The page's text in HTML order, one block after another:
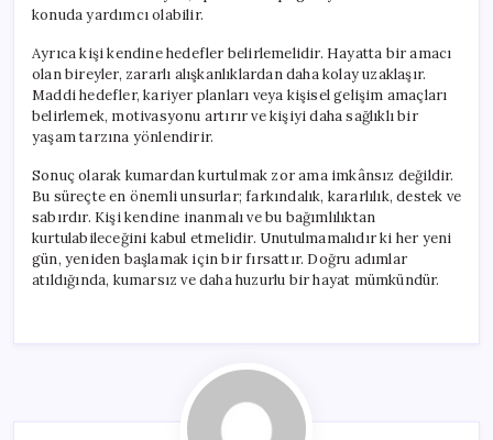
konuda yardımcı olabilir.
Ayrıca kişi kendine hedefler belirlemelidir. Hayatta bir amacı
olan bireyler, zararlı alışkanlıklardan daha kolay uzaklaşır.
Maddi hedefler, kariyer planları veya kişisel gelişim amaçları
belirlemek, motivasyonu artırır ve kişiyi daha sağlıklı bir
yaşam tarzına yönlendirir.
Sonuç olarak kumardan kurtulmak zor ama imkânsız değildir.
Bu süreçte en önemli unsurlar; farkındalık, kararlılık, destek ve
sabırdır. Kişi kendine inanmalı ve bu bağımlılıktan
kurtulabileceğini kabul etmelidir. Unutulmamalıdır ki her yeni
gün, yeniden başlamak için bir fırsattır. Doğru adımlar
atıldığında, kumarsız ve daha huzurlu bir hayat mümkündür.